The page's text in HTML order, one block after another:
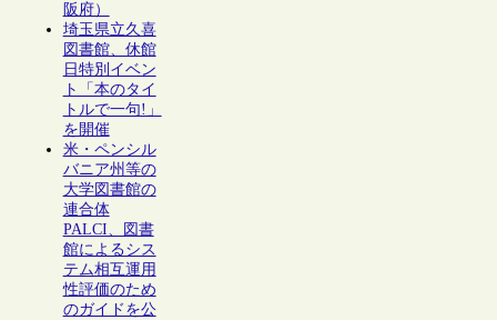
阪府）
埼玉県立久喜
図書館、休館
日特別イベン
ト「本のタイ
トルで一句!」
を開催
米・ペンシル
バニア州等の
大学図書館の
連合体
PALCI、図書
館によるシス
テム相互運用
性評価のため
のガイドを公